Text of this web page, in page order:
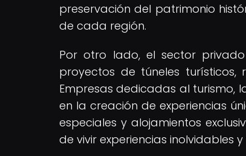
preservación del patrimonio
de cada región.
Por otro lado, el sector
proyectos de túneles
Empresas dedicadas al turismo,
en la creación de experiencias
especiales y alojamientos
de vivir experiencias inolvidables